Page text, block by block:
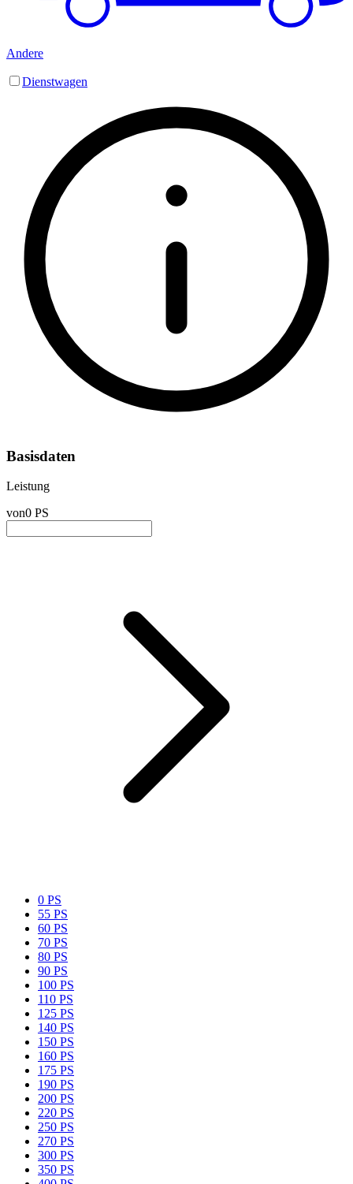
Andere
Dienstwagen
Basisdaten
Leistung
von0 PS
0 PS
55 PS
60 PS
70 PS
80 PS
90 PS
100 PS
110 PS
125 PS
140 PS
150 PS
160 PS
175 PS
190 PS
200 PS
220 PS
250 PS
270 PS
300 PS
350 PS